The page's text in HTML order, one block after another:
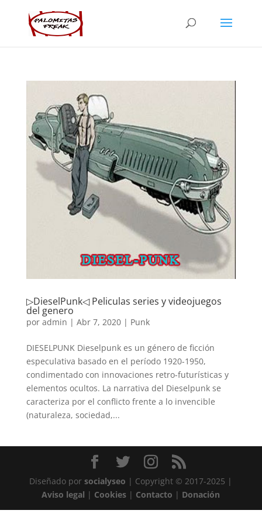
▷DieselPunk◁ Peliculas series y videojuegos
del genero
por admin | Abr 7, 2020| Punk
DIESELPUNK Dieselpunk es un género de ficción
especulativa basado en el período 1920-1950,
condimentado con innovaciones retro-futurísticas y
elementos ocultos. La narrativa del Dieselpunk se
caracteriza por el conflicto frente a lo invencible
(naturaleza, sociedad,...
Diseñado porsocialyseo | Copyright © 2017-2025 |
Aviso legal | Cookies | Contacto | Donación